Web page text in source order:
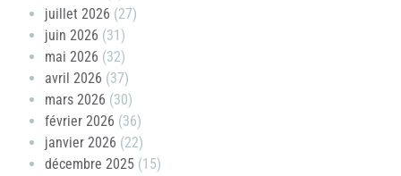
juillet 2026 (27)
juin 2026 (31)
mai 2026 (32)
avril 2026 (37)
mars 2026 (30)
février 2026 (36)
janvier 2026 (22)
décembre 2025 (15)